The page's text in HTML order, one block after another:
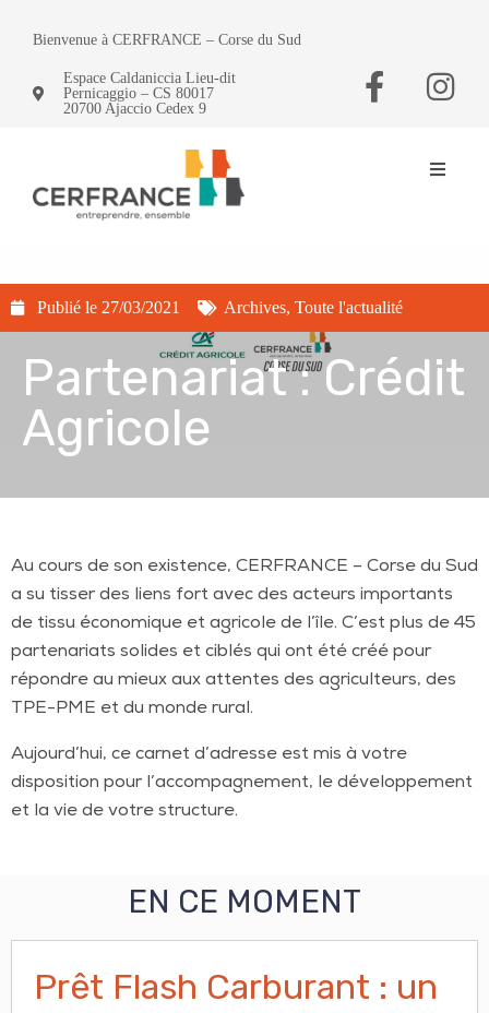
Bienvenue à CERFRANCE – Corse du Sud
Espace Caldaniccia Lieu-dit
Pernicaggio – CS 80017
20700 Ajaccio Cedex 9
Publié le 27/03/2021 Archives, Toute l'actualité
Partenariat : Crédit
Agricole
Au cours de son existence, CERFRANCE – Corse du Sud
a su tisser des liens fort avec des acteurs importants
de tissu économique et agricole de l’île. C’est plus de 45
partenariats solides et ciblés qui ont été créé pour
répondre au mieux aux attentes des agriculteurs, des
TPE-PME et du monde rural.
Aujourd’hui, ce carnet d’adresse est mis à votre
disposition pour l’accompagnement, le développement
et la vie de votre structure.
EN CE MOMENT
Prêt Flash Carburant : un